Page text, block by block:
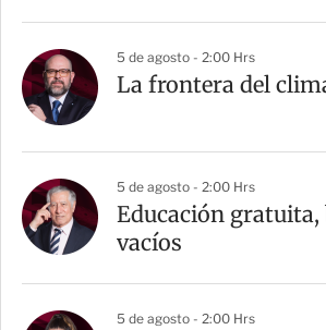
5 de agosto - 2:00 Hrs
La frontera del
5 de agosto - 2:00 Hrs
Educación
vacíos
5 de agosto - 2:00 Hrs